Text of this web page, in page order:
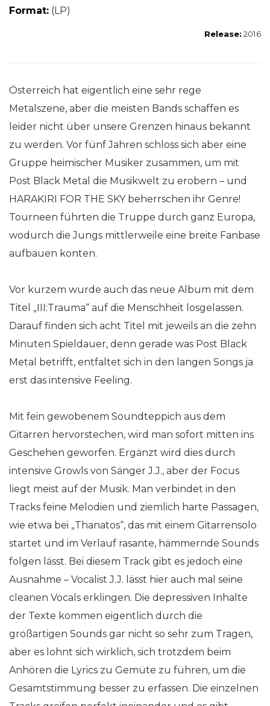
Format: (LP)
Release: 2016
Österreich hat eigentlich eine sehr rege
Metalszene, aber die meisten Bands schaffen es
leider nicht über unsere Grenzen hinaus bekannt
zu werden. Vor fünf Jahren schloss sich aber eine
Gruppe heimischer Musiker zusammen, um mit
Post Black Metal die Musikwelt zu erobern – und
HARAKIRI FOR THE SKY beherrschen ihr Genre!
Tourneen führten die Truppe durch ganz Europa,
wodurch die Jungs mittlerweile eine breite Fanbase
aufbauen konten.
Vor kurzem wurde auch das neue Album mit dem
Titel „III:Trauma“ auf die Menschheit losgelassen.
Darauf finden sich acht Titel mit jeweils an die zehn
Minuten Spieldauer, denn gerade was Post Black
Metal betrifft, entfaltet sich in den langen Songs ja
erst das intensive Feeling.
Mit fein gewobenem Soundteppich aus dem
Gitarren hervorstechen, wird man sofort mitten ins
Geschehen geworfen. Ergänzt wird dies durch
intensive Growls von Sänger J.J., aber der Focus
liegt meist auf der Musik. Man verbindet in den
Tracks feine Melodien und ziemlich harte Passagen,
wie etwa bei „Thanatos“, das mit einem Gitarrensolo
startet und im Verlauf rasante, hämmernde Sounds
folgen lässt. Bei diesem Track gibt es jedoch eine
Ausnahme – Vocalist J.J. lässt hier auch mal seine
cleanen Vocals erklingen. Die depressiven Inhalte
der Texte kommen eigentlich durch die
großartigen Sounds gar nicht so sehr zum Tragen,
aber es lohnt sich wirklich, sich trotzdem beim
Anhören die Lyrics zu Gemüte zu führen, um die
Gesamtstimmung besser zu erfassen. Die einzelnen